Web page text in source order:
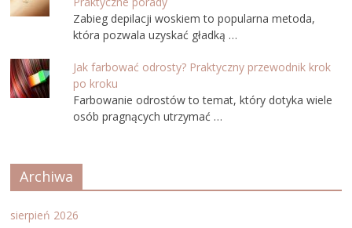
Zabieg depilacji woskiem to popularna metoda,
która pozwala uzyskać gładką …
Jak farbować odrosty? Praktyczny przewodnik krok
po kroku
Farbowanie odrostów to temat, który dotyka wiele
osób pragnących utrzymać …
Archiwa
sierpień 2026